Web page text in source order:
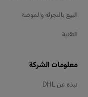
البيع بالتجزئة والموضة
التقنية
معلومات الشركة
نبذة عن DHL